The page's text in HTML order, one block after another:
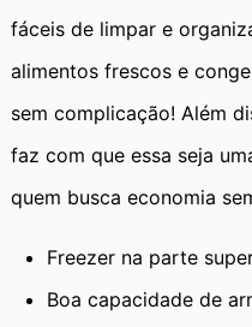
fáceis de limpar e
alimentos frescos e
sem complicação! Além
faz com que essa seja
quem busca economia
Freezer na parte
Boa capacidade de